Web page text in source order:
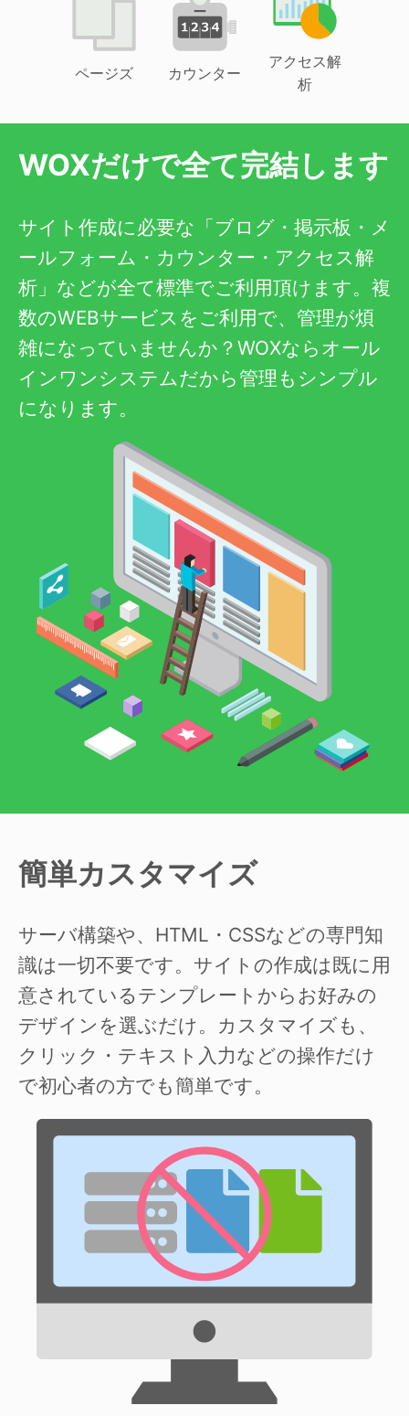
ページズ カウンター
アクセス解
析
WOXだけで全て完結します
サイト作成に必要な「ブログ・掲示板・メ
ールフォーム・カウンター・アクセス解
析」などが全て標準でご利用頂けます。複
数のWEBサービスをご利用で、管理が煩
雑になっていませんか？WOXならオール
インワンシステムだから管理もシンプル
になります。
簡単カスタマイズ
サーバ構築や、HTML・CSSなどの専門知
識は一切不要です。サイトの作成は既に用
意されているテンプレートからお好みの
デザインを選ぶだけ。カスタマイズも、
クリック・テキスト入力などの操作だけ
で初心者の方でも簡単です。